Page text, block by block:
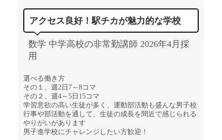
アクセス良好！駅チカが魅力的な学校
数学 中学高校の非常勤講師 2026年4月採
用
選べる働き方
その１、週2日7～8コマ
その２、週4～5日15コマ
学習意欲の高い生徒が多く、運動部活動も盛んな男子校
行事や部活動を通して、生徒の成長を間近で感じられる
やりがいがあります
男子進学校にチャレンジしたい方歓迎！